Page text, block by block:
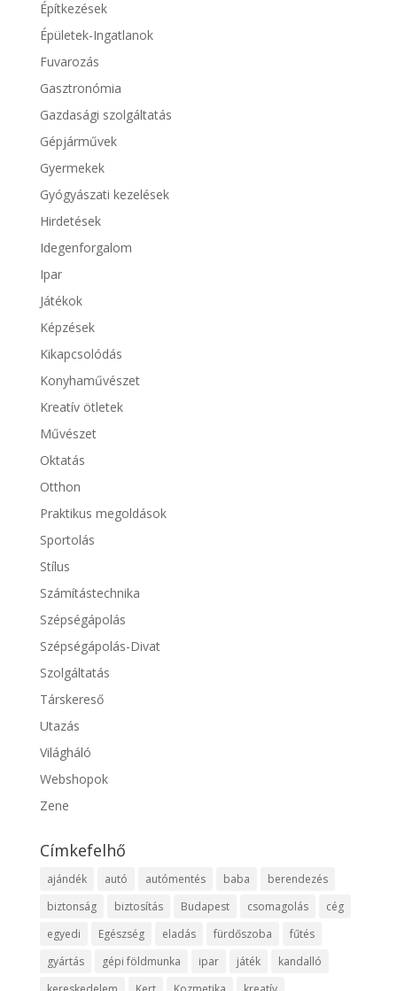
Építkezések
Épületek-Ingatlanok
Fuvarozás
Gasztronómia
Gazdasági szolgáltatás
Gépjárművek
Gyermekek
Gyógyászati kezelések
Hirdetések
Idegenforgalom
Ipar
Játékok
Képzések
Kikapcsolódás
Konyhaművészet
Kreatív ötletek
Művészet
Oktatás
Otthon
Praktikus megoldások
Sportolás
Stílus
Számítástechnika
Szépségápolás
Szépségápolás-Divat
Szolgáltatás
Társkereső
Utazás
Világháló
Webshopok
Zene
Címkefelhő
ajándék autó autómentés baba
berendezés
biztonság
biztosítás Budapest csomagolás
cég
egyedi
Egészség eladás fürdőszoba
fűtés
gyártás
gépi földmunka ipar játék
kandalló